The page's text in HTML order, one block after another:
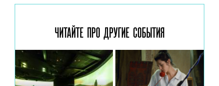
ЧИТАЙТЕ ПРО ДРУГИЕ СОБЫТИЯ